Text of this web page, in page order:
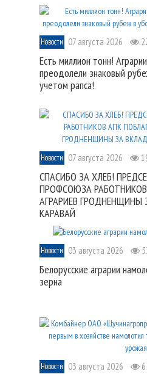
Новости 07 августа 2026
Есть миллион тонн!
преодолели знаковый
учетом рапса!
Новости 07 августа 2026
СПАСИБО ЗА ХЛЕБ!
ПРОФСОЮЗА
АГРАРИЕВ
КАРАВАЙ
Новости 03 августа 2026
Белорусские аграрии
зерна
Новости 03 августа 2026